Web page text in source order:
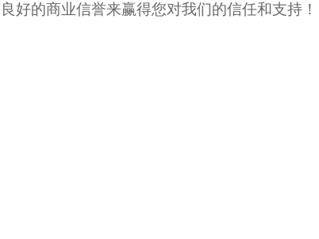
好的商业信誉来赢得您对我们的信任和支持！